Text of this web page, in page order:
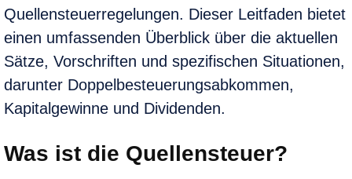
Quellensteuerregelungen. Dieser Leitfaden bietet
einen umfassenden Überblick über die aktuellen
Sätze, Vorschriften und spezifischen Situationen,
darunter Doppelbesteuerungsabkommen,
Kapitalgewinne und Dividenden.
Was ist die Quellensteuer?